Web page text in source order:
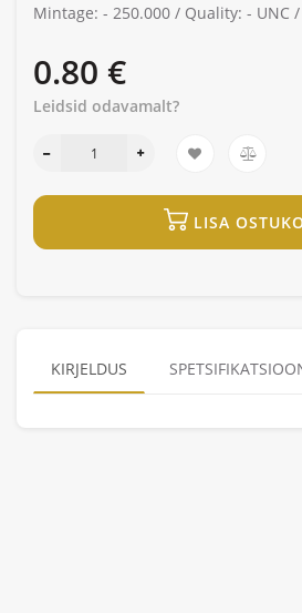
Mintage: - 250.000 / Quality: - UNC /
0.80 €
Leidsid odavamalt?
LISA
KIRJELDUS